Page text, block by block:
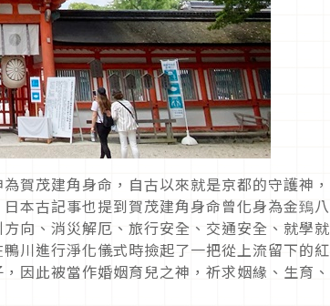
賀茂建角身命，自古以來就是京都的守護神，
本古記事也提到賀茂建角身命曾化身為金鵄八
向、消災解厄、旅行安全、交通安全、就學就
川進行淨化儀式時撿起了一把從上流留下的紅
因此被當作婚姻育兒之神，祈求姻緣、生育、